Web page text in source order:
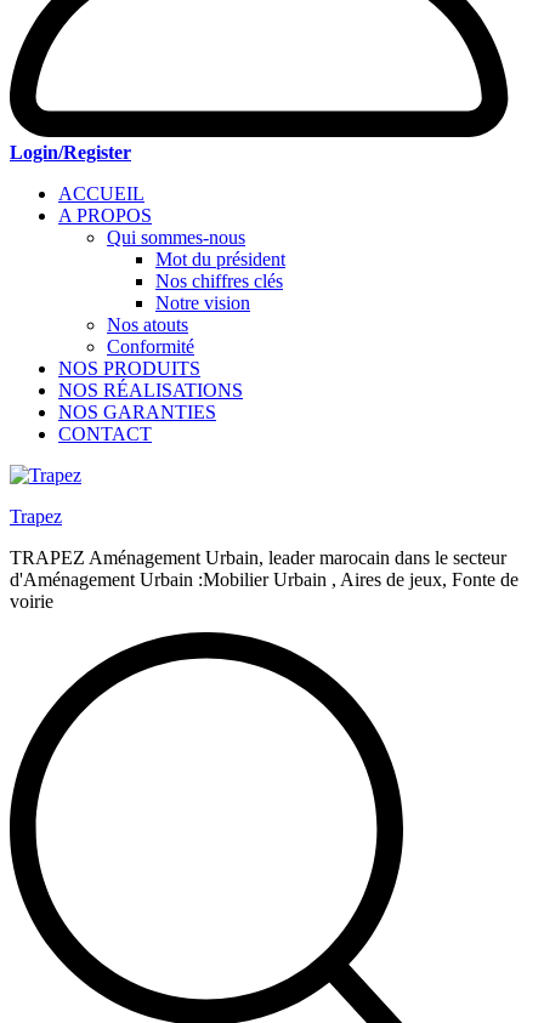
Login/Register
ACCUEIL
A PROPOS
Qui sommes-nous
Mot du président
Nos chiffres clés
Notre vision
Nos atouts
Conformité
NOS PRODUITS
NOS RÉALISATIONS
NOS GARANTIES
CONTACT
Trapez
TRAPEZ Aménagement Urbain, leader marocain dans le secteur
d'Aménagement Urbain :Mobilier Urbain , Aires de jeux, Fonte de
voirie